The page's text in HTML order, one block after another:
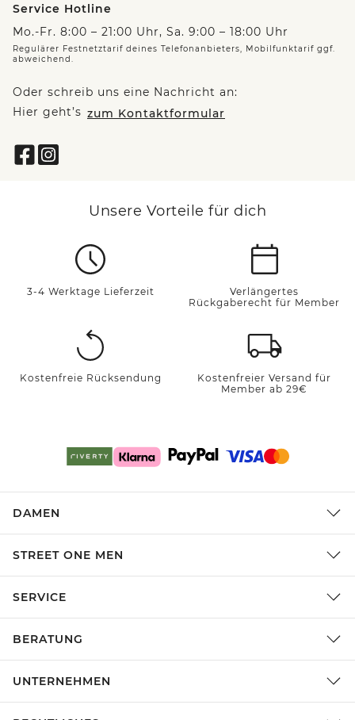
Service Hotline
Mo.-Fr. 8:00 – 21:00 Uhr, Sa. 9:00 – 18:00 Uhr
Regulärer Festnetztarif deines Telefonanbieters, Mobilfunktarif ggf.
abweichend.
Oder schreib uns eine Nachricht an:
Hier geht’s zum Kontaktformular
Unsere Vorteile für dich
3-4 Werktage Lieferzeit
Verlängertes
Rückgaberecht für Member
Kostenfreie Rücksendung
Kostenfreier Versand für
Member ab 29€
DAMEN
STREET ONE MEN
SERVICE
BERATUNG
UNTERNEHMEN